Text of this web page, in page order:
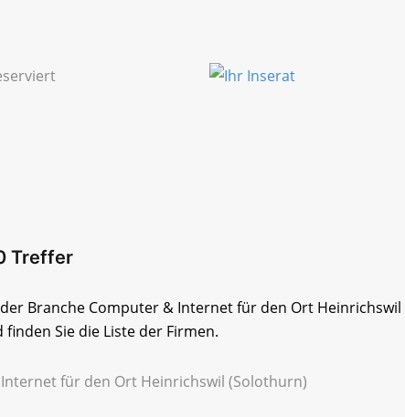
Treffer
Branche Computer & Internet für den Ort Heinrichswil
Sie die Liste der Firmen.
für den Ort Heinrichswil (Solothurn)